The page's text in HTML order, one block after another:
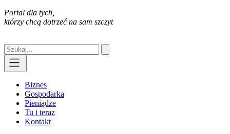
Portal dla tych,
którzy chcą dotrzeć na sam szczyt
Biznes
Gospodarka
Pieniądze
Tu i teraz
Kontakt